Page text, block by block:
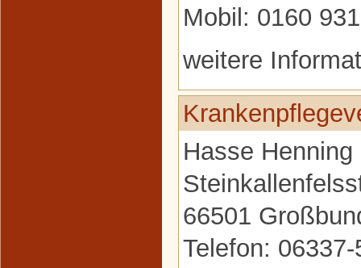
Mobil: 0160
weitere
Hasse Henning
66501
Telefon: 06337-